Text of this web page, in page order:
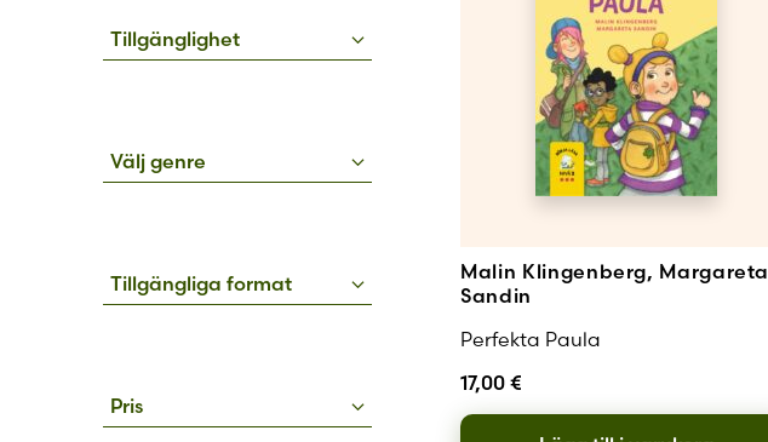
Tillgänglighet
Välj genre
Tillgängliga format
Pris
Malin Klingenberg, Margareta
Sandin
Perfekta Paula
17,00€